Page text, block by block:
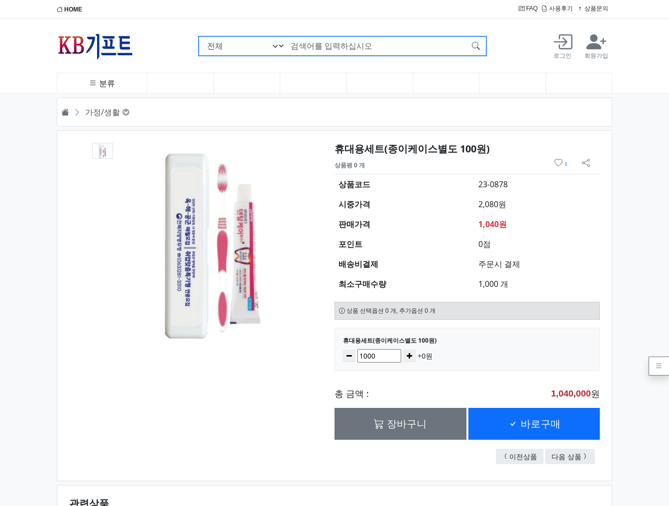
HOME FAQ 사용후기 상품문의
검색어 필수
로그인 회원가입
분류
HOME 가정/생활
휴대용세트(종이케이스별도 100원)
상품평 0 개 0
sns 공유
상품코드
23-0878
시중가격
2,080원
판매가격
1,040원
포인트
0점
배송비결제
주문시 결제
최소구매수량
1,000 개
상품 선택옵션 0 개, 추가옵션 0 개
선택된 옵션
휴대용세트(종이케이스별도 100원)
수량감소 증가+0원
총 금액 : 1,040,000원
장바구니 바로구매
이전상품 휴대용세트(종이케이스별도 100원)
다음 상품 휴대용세트(종이케이스별